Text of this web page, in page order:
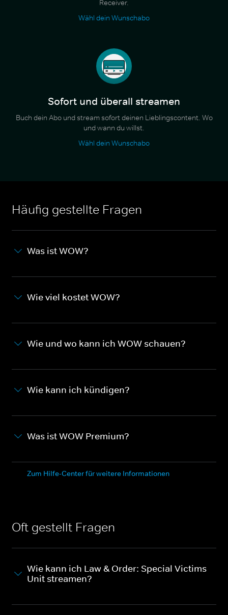
Receiver.
Wähl dein Wunschabo
Sofort und überall streamen
Buch dein Abo und stream sofort deinen Lieblingscontent. Wo
und wann du willst.
Wähl dein Wunschabo
Häufig gestellte Fragen
Was ist WOW?
Wie viel kostet WOW?
Wie und wo kann ich WOW schauen?
Wie kann ich kündigen?
Was ist WOW Premium?
Zum Hilfe-Center für weitere Informationen
Oft gestellt Fragen
Wie kann ich Law & Order: Special Victims
Unit streamen?